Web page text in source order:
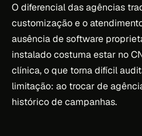
O diferencial das agências
customização e o
ausência de software
instalado costuma estar no
clínica, o que torna difícil
limitação: ao trocar de
histórico de campanhas.